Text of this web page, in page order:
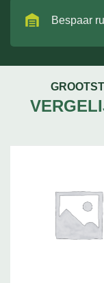
Bespaar